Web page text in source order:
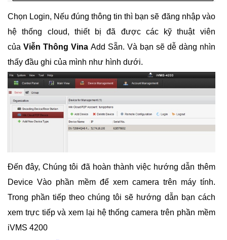
Chọn Login, Nếu đúng thông tin thì bạn sẽ đăng nhập vào
hệ thống cloud, thiết bị đã được các kỹ thuật viên
của Viễn Thông VinaAdd Sẵn. Và bạn sẽ dễ dàng nhìn
thấy đầu ghi của mình như hình dưới.
Đến đây, Chúng tôi đã hoàn thành việc hướng dẫn thêm
Device Vào phần mềm để xem camera trên máy tính.
Trong phần tiếp theo chúng tôi sẽ hướng dẫn bạn cách
xem trực tiếp và xem lại hệ thống camera trên phần mềm
iVMS 4200